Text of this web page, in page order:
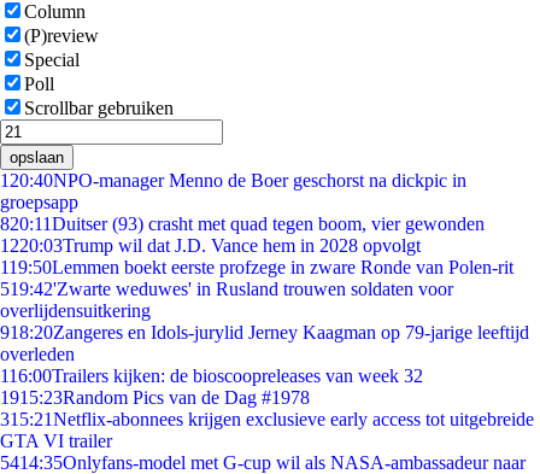
Column
(P)review
Special
Poll
Scrollbar gebruiken
opslaan
1 20:40NPO-manager Menno de Boer geschorst na dickpic in
groepsapp
820:11Duitser (93) crasht met quad tegen boom, vier gewonden
1220:03Trump wil dat J.D. Vance hem in 2028 opvolgt
119:50Lemmen boekt eerste profzege in zware Ronde van Polen-rit
519:42'Zwarte weduwes' in Rusland trouwen soldaten voor
overlijdensuitkering
918:20Zangeres en Idols-jurylid Jerney Kaagman op 79-jarige leeftijd
overleden
116:00Trailers kijken: de bioscoopreleases van week 32
1915:23Random Pics van de Dag #1978
315:21Netflix-abonnees krijgen exclusieve early access tot uitgebreide
GTA VI trailer
5414:35Onlyfans-model met G-cup wil als NASA-ambassadeur naar